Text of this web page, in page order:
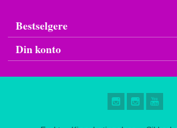
Bestselgere
Din konto